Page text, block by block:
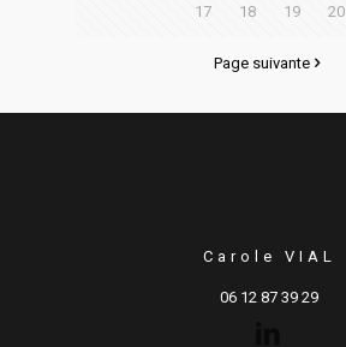
17 18 19 20
Page suivante
Carole VIAL
06 12 87 39 29